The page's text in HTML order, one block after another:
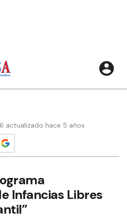
actualizado hace 5 años
Infancias Libres